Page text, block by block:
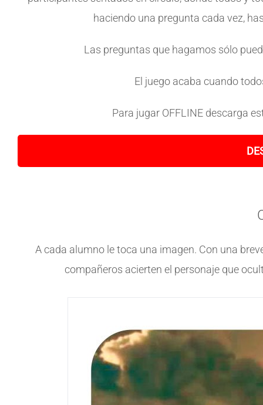
haciendo una pregunta cada vez,
Las preguntas que hagamos sólo
El juego acaba cuando
Para jugar OFFLINE descarga
A cada alumno le toca una imagen. Con una
compañeros acierten el personaje que